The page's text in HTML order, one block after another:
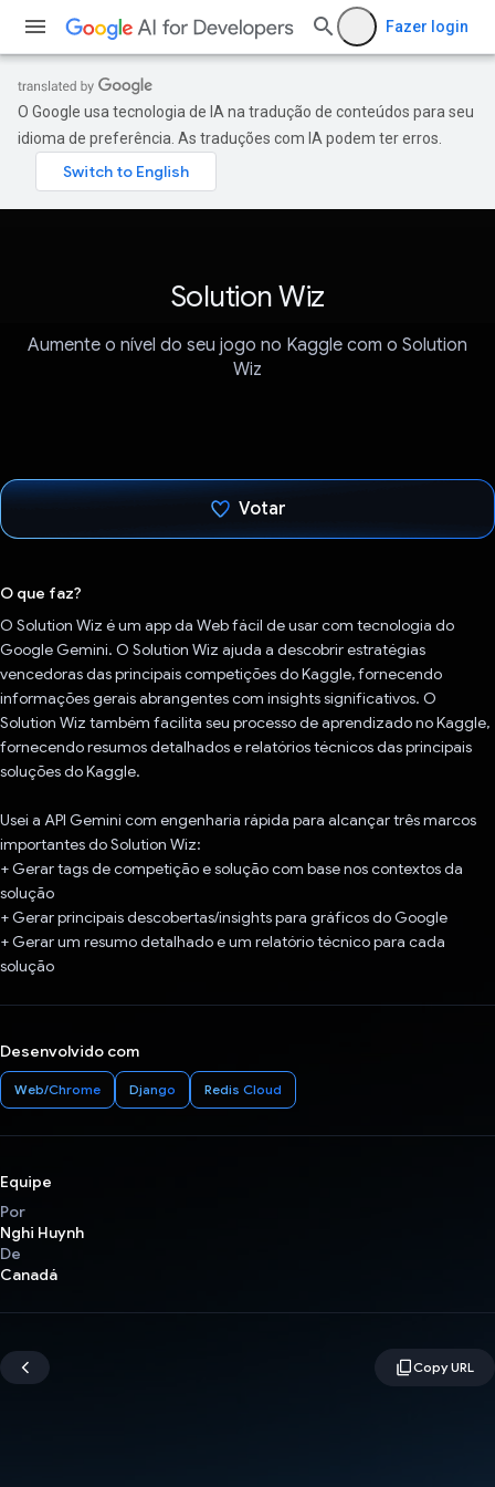
Fazer login
O Google usa tecnologia de IA na tradução de conteúdos para seu
idioma de preferência. As traduções com IA podem ter erros.
Solution Wiz
Aumente o nível do seu jogo no Kaggle com o Solution
Wiz
Votar
O que faz?
O Solution Wiz é um app da Web fácil de usar com tecnologia do
Google Gemini. O Solution Wiz ajuda a descobrir estratégias
vencedoras das principais competições do Kaggle, fornecendo
informações gerais abrangentes com insights significativos. O
Solution Wiz também facilita seu processo de aprendizado no Kaggle,
fornecendo resumos detalhados e relatórios técnicos das principais
soluções do Kaggle.
Usei a API Gemini com engenharia rápida para alcançar três marcos
importantes do Solution Wiz:
+ Gerar tags de competição e solução com base nos contextos da
solução
+ Gerar principais descobertas/insights para gráficos do Google
+ Gerar um resumo detalhado e um relatório técnico para cada
solução
Desenvolvido com
Web/Chrome Django Redis Cloud
Equipe
Por
Nghi Huynh
De
Canadá